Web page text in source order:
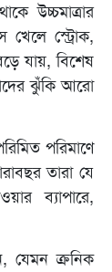
উচ্চমাত্রার
খেলে স্ট্রোক,
যায়, বিশেষ
ঝুঁকি আরো
পরিমাণে
তারা যে
ব্যাপারে,
যেমন ক্রনিক